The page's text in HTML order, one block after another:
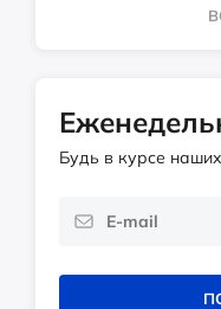
Будь в курсе